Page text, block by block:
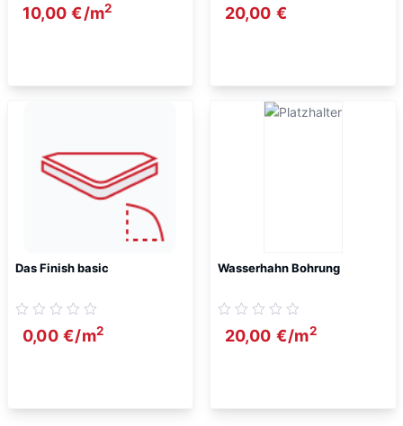
10,00 €/m2 20,00 €
Das Finish basic
0,00 €/m2
Wasserhahn Bohrung
20,00 €/m2